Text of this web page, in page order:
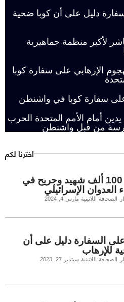
دليل على أن كوبا ضحية
لأكبر منظمة جماهيرية
الإرهابي على سفارة كوبا
سفارة كوبا في واشنطن
يدين أمام الأمم المتحدة الحرب
من قبل واشنطن
اخترنا لكم
أكثر من 100 ألف شهيد وجريح في
العدوان الإسرائيلي
الصحافة اللاتينية مارس 4, 2024
على السفارة دليل على أن
للإرهاب
الصحافة اللاتينية سبتمبر 27, 2023